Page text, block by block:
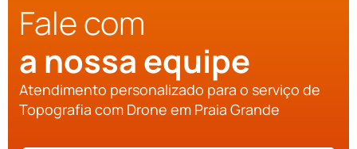
Fale com
a nossa equipe
Atendimento personalizado para o serviço de
Topografia com Drone em Praia Grande